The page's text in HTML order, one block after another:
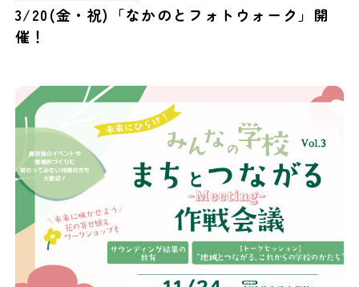
3/20(金・祝)「なかのとフォトウォーク」開
催！